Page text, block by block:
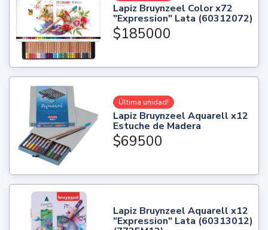
Lapiz Bruynzeel Color x72
"Expression" Lata (60312072)
$185000
Última unidad!
Lapiz Bruynzeel Aquarell x12
Estuche de Madera
$69500
Lapiz Bruynzeel Aquarell x12
"Expression" Lata (60313012)